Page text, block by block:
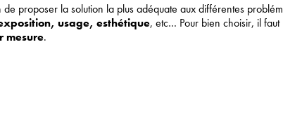
proposer la solution la plus adéquate aux différentes
usage, esthétique, etc… Pour bien choisir, il
mesure.